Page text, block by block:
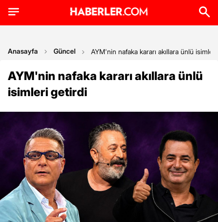
Anasayfa Güncel AYM'nin nafaka kararı akıllara ünlü
AYM'nin nafaka kararı akıllara ünlü
isimleri getirdi